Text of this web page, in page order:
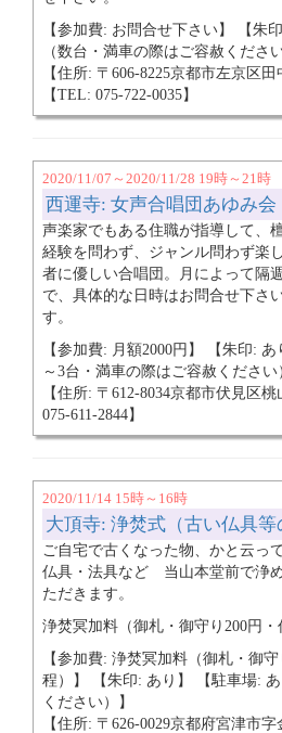
【参加費: お問合せ下さい】 【朱
（数台・満車の際はご容赦ください
【住所: 〒606-8225京都市左京区田
【TEL: 075-722-0035】
2020/11/07～2020/11/28 19時～21時
西運寺: 女声合唱団あゆみ会
声楽家でもある住職が指導して、
経験を問わず、ジャンル問わず楽
者に優しい合唱団。月によって隔
で、具体的な日時はお問合せ下
す。
【参加費: 月額2000円】 【朱印:
～3台・満車の際はご容赦ください
【住所: 〒612-8034京都市伏見区
075-611-2844】
2020/11/14 15時～16時
大頂寺: 浄焚式（古い仏具等
ご自宅で古くなった物、かと云っ
仏具・法具など 当山本堂前で浄
ただきます。
浄焚冥加料（御札・御守り200円・
【参加費: 浄焚冥加料（御札・御
程）】 【朱印: あり】 【駐車場:
ください）】
【住所: 〒626-0029京都府宮津市